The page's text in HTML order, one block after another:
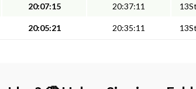
20:07:15 20:37:11
20:05:21 20:35:11